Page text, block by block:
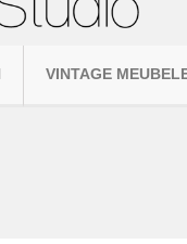
VINTAGE